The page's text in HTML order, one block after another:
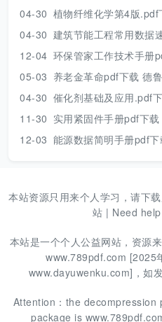
04-30 植物纤维化学第4版
04-30 建筑节能工程常用数据速查
12-04 环保管家工作技术手册
05-03 养老金革命pdf下载 德
04-30 催化剂基础及应用.pdf下载 [
11-30 实用紧固件手册pdf下
12-03 能源数据简明手册pdf
本站资源只用来个人学习，请下载
站 | Need help
本站是一个个人公益网站，资源
www.789pdf.com [2025
www.dayuwenku.com]，如
Attention：the
package is